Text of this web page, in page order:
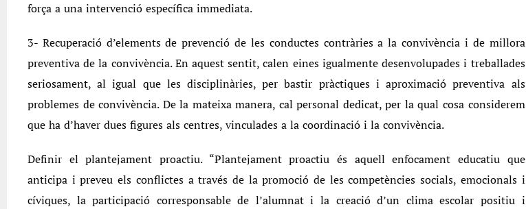
força a una intervenció específica immediata.
3- Recuperació d’elements de prevenció de les conductes contràries a la convivència i de millora
preventiva de la convivència. En aquest sentit, calen eines igualmente desenvolupades i treballades
seriosament, al igual que les disciplinàries, per bastir pràctiques i aproximació preventiva als
problemes de convivència. De la mateixa manera, cal personal dedicat, per la qual cosa considerem
que ha d’haver dues figures als centres, vinculades a la coordinació i la convivència.
Definir el plantejament proactiu. “Plantejament proactiu és aquell enfocament educatiu que
anticipa i preveu els conflictes a través de la promoció de les competències socials, emocionals i
cíviques, la participació corresponsable de l’alumnat i la creació d’un clima escolar positiu i